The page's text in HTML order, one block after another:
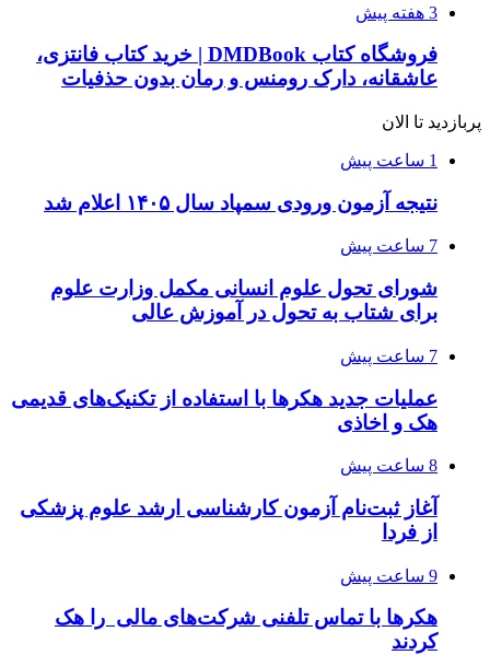
3 هفته پیش
فروشگاه کتاب DMDBook | خرید کتاب فانتزی،
عاشقانه، دارک رومنس و رمان بدون حذفیات
پربازدید تا الان
1 ساعت پیش
نتیجه آزمون ورودی سمپاد سال ۱۴۰۵ اعلام شد
7 ساعت پیش
شورای تحول علوم انسانی مکمل وزارت علوم
برای شتاب به تحول در آموزش عالی
7 ساعت پیش
عملیات جدید هکرها با استفاده از تکنیک‌های قدیمی
هک و اخاذی
8 ساعت پیش
آغاز ثبت‌نام‌ آزمون کارشناسی ارشد علوم پزشکی
از فردا
9 ساعت پیش
هکرها با تماس تلفنی شرکت‌های مالی را هک
کردند